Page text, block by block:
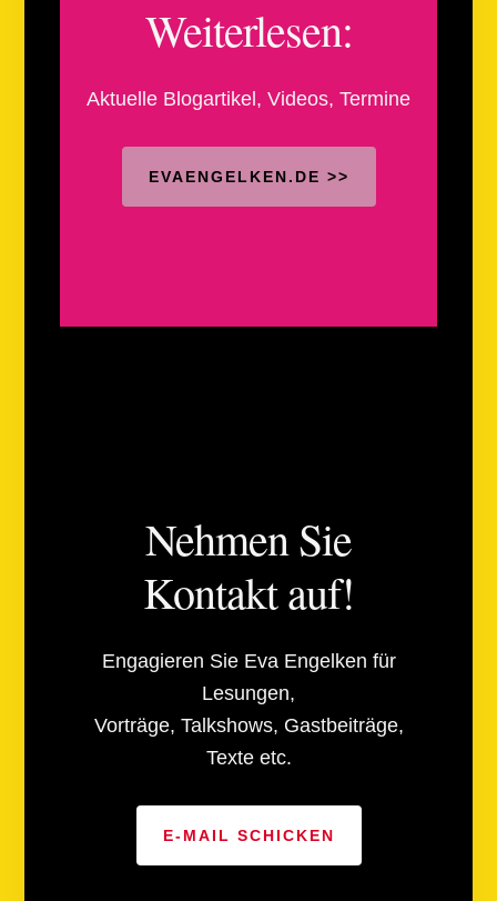
Weiterlesen:
Aktuelle Blogartikel, Videos, Termine
EVAENGELKEN.DE >>
Nehmen Sie
Kontakt auf!
Engagieren Sie Eva Engelken für
Lesungen,
Vorträge, Talkshows, Gastbeiträge,
Texte etc.
E-MAIL SCHICKEN